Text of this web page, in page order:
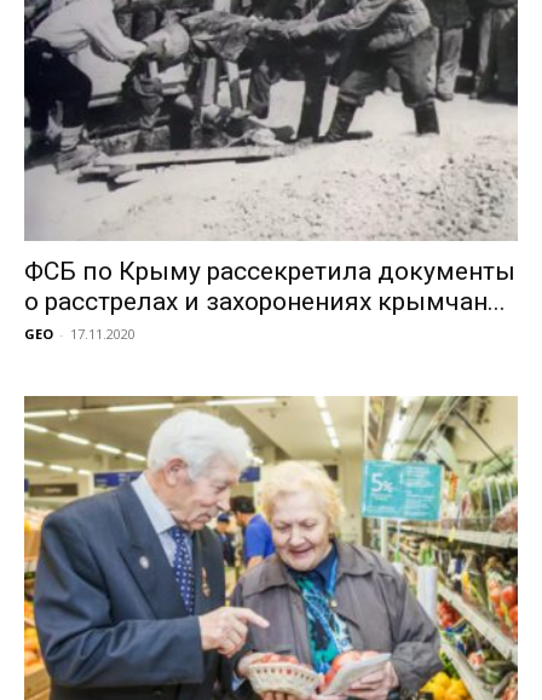
ФСБ по Крыму рассекретила документы
о расстрелах и захоронениях крымчан...
GEO - 17.11.2020